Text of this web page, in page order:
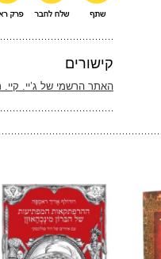
קישורים
האתר הרשמי של ג’יי. קיי.